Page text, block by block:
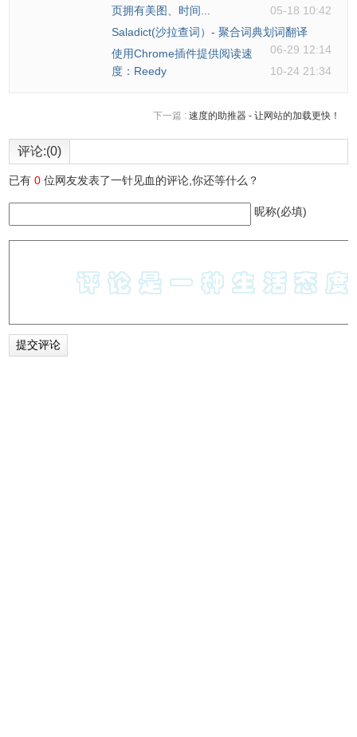
页拥有美图、时间...
05-18 10:42
Saladict(沙拉查词）- 聚合词典划词翻译
06-29 12:14
使用Chrome插件提供阅读速
度：Reedy
10-24 21:34
下一篇 : 速度的助推器 - 让网站的加载更快！
评论:(0)
已有0 位网友发表了一针见血的评论,你还等什么？
昵称(必填)